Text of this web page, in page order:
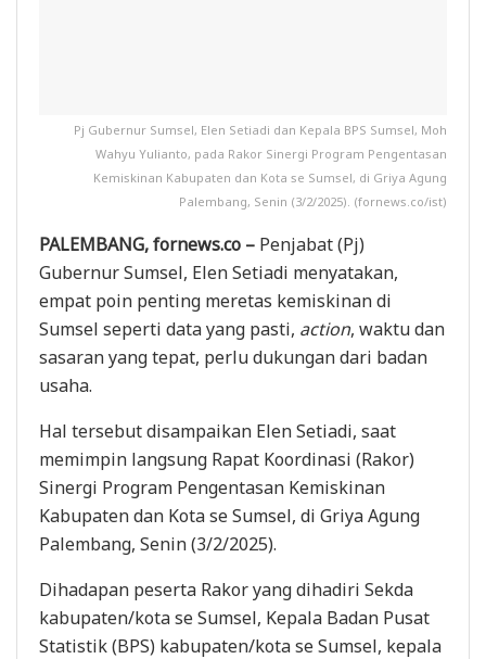
Pj Gubernur Sumsel, Elen Setiadi dan Kepala BPS Sumsel, Moh
Wahyu Yulianto, pada Rakor Sinergi Program Pengentasan
Kemiskinan Kabupaten dan Kota se Sumsel, di Griya Agung
Palembang, Senin (3/2/2025). (fornews.co/ist)
PALEMBANG, fornews.co – Penjabat (Pj)
Gubernur Sumsel, Elen Setiadi menyatakan,
empat poin penting meretas kemiskinan di
Sumsel seperti data yang pasti, action, waktu dan
sasaran yang tepat, perlu dukungan dari badan
usaha.
Hal tersebut disampaikan Elen Setiadi, saat
memimpin langsung Rapat Koordinasi (Rakor)
Sinergi Program Pengentasan Kemiskinan
Kabupaten dan Kota se Sumsel, di Griya Agung
Palembang, Senin (3/2/2025).
Dihadapan peserta Rakor yang dihadiri Sekda
kabupaten/kota se Sumsel, Kepala Badan Pusat
Statistik (BPS) kabupaten/kota se Sumsel, kepala